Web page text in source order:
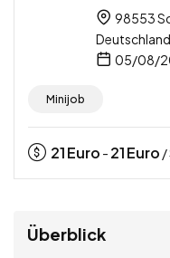
98553
Deutschland
05/08/
Minijob
21Euro - 21Euro /
Überblick